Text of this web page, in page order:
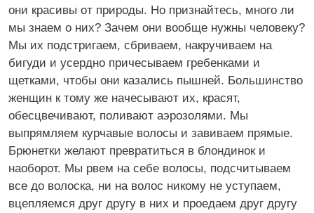
они красивы от природы. Но признайтесь, много ли
мы знаем о них? Зачем они вообще нужны человеку?
Мы их подстригаем, сбриваем, накручиваем на
бигуди и усердно причесываем гребенками и
щетками, чтобы они казались пышней. Большинство
женщин к тому же начесывают их, красят,
обесцвечивают, поливают аэрозолями. Мы
выпрямляем курчавые волосы и завиваем прямые.
Брюнетки желают превратиться в блондинок и
наоборот. Мы рвем на себе волосы, подсчитываем
все до волоска, ни на волос никому не уступаем,
вцепляемся друг другу в них и проедаем друг другу